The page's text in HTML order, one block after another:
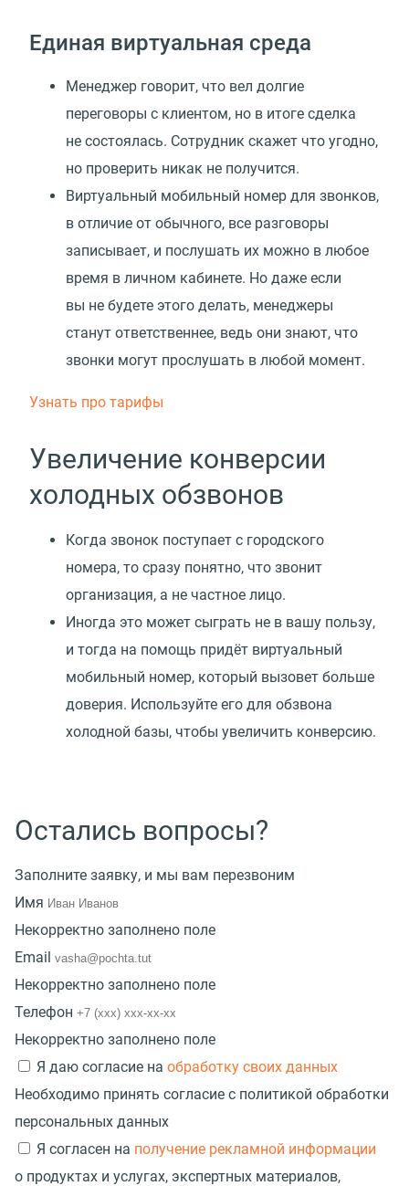
Единая виртуальная среда
Менеджер говорит, что вел долгие
переговоры с клиентом, но в итоге сделка
не состоялась. Сотрудник скажет что угодно,
но проверить никак не получится.
Виртуальный мобильный номер для звонков,
в отличие от обычного, все разговоры
записывает, и послушать их можно в любое
время в личном кабинете. Но даже если
вы не будете этого делать, менеджеры
станут ответственнее, ведь они знают, что
звонки могут прослушать в любой момент.
Узнать про тарифы
Увеличение конверсии
холодных обзвонов
Когда звонок поступает с городского
номера, то сразу понятно, что звонит
организация, а не частное лицо.
Иногда это может сыграть не в вашу пользу,
и тогда на помощь придёт виртуальный
мобильный номер, который вызовет больше
доверия. Используйте его для обзвона
холодной базы, чтобы увеличить конверсию.
Остались вопросы?
Заполните заявку, и мы вам перезвоним
Имя
Некорректно заполнено поле
Email
Некорректно заполнено поле
Телефон
Некорректно заполнено поле
Я даю согласие на обработку своих данных
Необходимо принять согласие с политикой обработки
персональных данных
Я согласен на получение рекламной информации
о продуктах и услугах, экспертных материалов,